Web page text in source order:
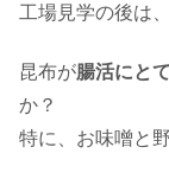
工場見学の後は
昆布が腸活にと
か？
特に、お味噌と